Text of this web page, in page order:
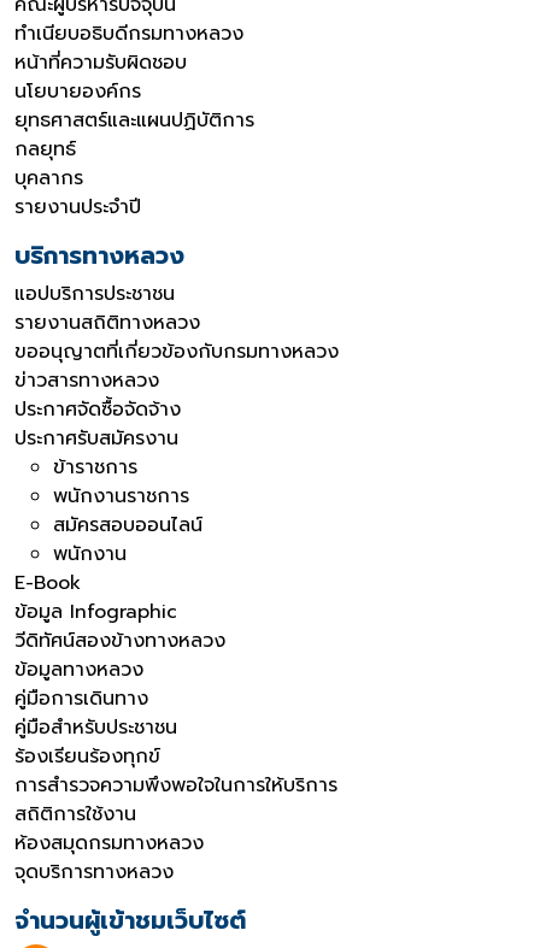
ทำเนียบอธิบดีกรมทางหลวง
หน้าที่ความรับผิดชอบ
นโยบายองค์กร
ยุทธศาสตร์และแผนปฏิบัติการ
กลยุทธ์
บุคลากร
รายงานประจำปี
บริการทางหลวง
แอปบริการประชาชน
รายงานสถิติทางหลวง
ขออนุญาตที่เกี่ยวข้องกับกรมทางหลวง
ข่าวสารทางหลวง
ประกาศจัดซื้อจัดจ้าง
ประกาศรับสมัครงาน
ข้าราชการ
พนักงานราชการ
สมัครสอบออนไลน์
พนักงาน
E-Book
ข้อมูล Infographic
วีดิทัศน์สองข้างทางหลวง
ข้อมูลทางหลวง
คู่มือการเดินทาง
คู่มือสำหรับประชาชน
ร้องเรียนร้องทุกข์
การสำรวจความพึงพอใจในการให้บริการ
สถิติการใช้งาน
ห้องสมุดกรมทางหลวง
จุดบริการทางหลวง
จำนวนผู้เข้าชมเว็บไซต์